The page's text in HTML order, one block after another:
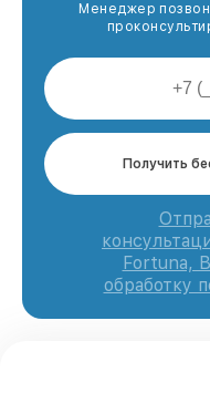
Менеджер
Получить
Fortuna,
обработку